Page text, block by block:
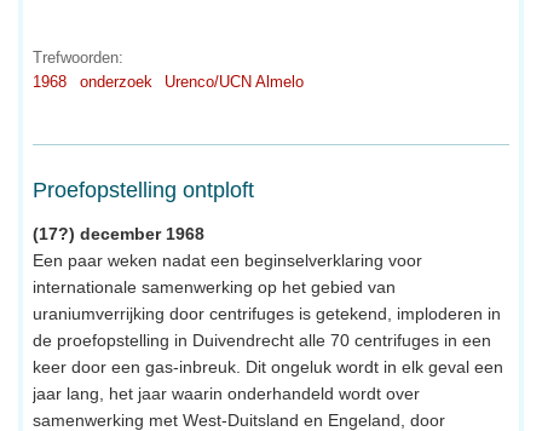
Trefwoorden:
1968
onderzoek Urenco/UCN Almelo
Proefopstelling ontploft
(17?) december 1968
Een paar weken nadat een beginselverklaring voor
internationale samenwerking op het gebied van
uraniumverrijking door centrifuges is getekend, imploderen in
de proefopstelling in Duivendrecht alle 70 centrifuges in een
keer door een gas-inbreuk. Dit ongeluk wordt in elk geval een
jaar lang, het jaar waarin onderhandeld wordt over
samenwerking met West-Duitsland en Engeland, door